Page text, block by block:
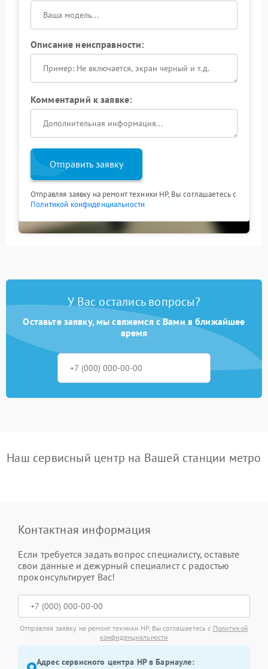
Описание неисправности:
Комментарий к заявке:
Отправить заявку
Отправляя заявку на ремонт техники HP, Вы соглашаетесь с
Политикой конфиденциальности
У Вас остались вопросы?
Оставьте заявку, мы свяжемся с Вами в ближайшее
время
Наш сервисный центр на Вашей станции метро
Контактная информация
Если требуется задать вопрос специалисту, оставьте
свои данные и дежурный специалист с радостью
проконсультирует Вас!
Отправляя заявку на ремонт техники HP, Вы соглашаетесь с Политикой
конфиденциальности
Адрес сервисного центра HP в Барнауле: